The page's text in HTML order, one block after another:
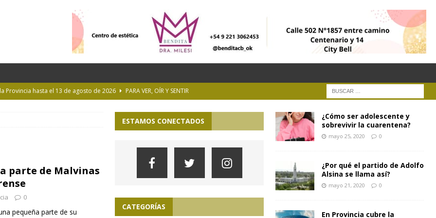
Provincia hasta el 13 de agosto de 2026
PARA VER, OÍR Y SENTIR
por una tormenta a casi 10 mil metros de altura
MUNICIPIOS
Pública de la UNLP
CULTURA
parte de Malvinas
0
pequeña parte de su
ESTAMOS CONECTADOS
CATEGORÍAS
¿Cómo ser adolescente y
sobrevivir la cuarentena?
mayo 25, 2020 0
¿Por qué el partido de Adolfo
Alsina se llama así?
mayo 21, 2020 0
En Provincia cubre la